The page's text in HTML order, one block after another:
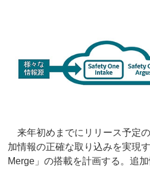
来年初めまでにリリース予定
加情報の正確な取り込みを実現
Merge」の搭載を計画する。追